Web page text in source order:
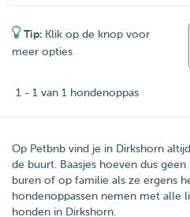
Tip: Klik op de knop voor
meer opties
1 - 1 van 1 hondenoppas
Op Petbnb vind je in Dirkshorn
de buurt. Baasjes hoeven dus
buren of op familie als ze ergens
hondenoppassen nemen met alle
honden in Dirkshorn.